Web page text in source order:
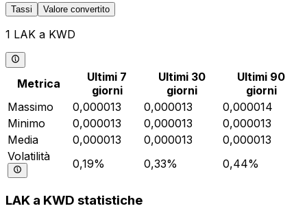
Tassi Valore convertito
1 LAK a KWD
Metrica
Ultimi 7
giorni
Ultimi 30
giorni
Ultimi 90
giorni
Massimo
0,000013 0,000013
0,000014
Minimo
0,000013 0,000013
0,000013
Media
0,000013 0,000013
0,000013
Volatilità
0,19% 0,33% 0,44%
LAK a KWD statistiche